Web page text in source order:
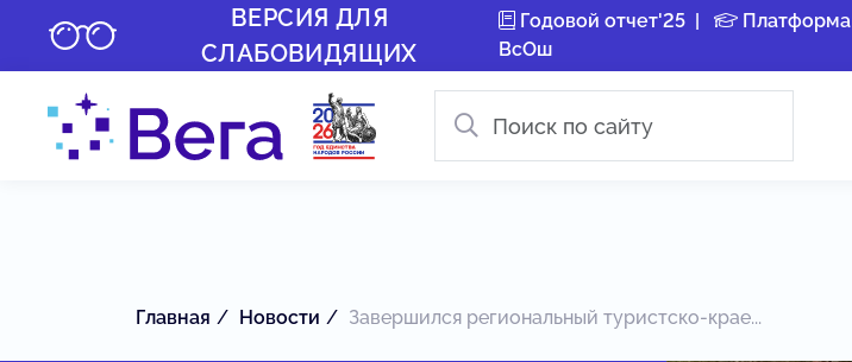
ВЕРСИЯ ДЛЯ
СЛАБОВИДЯЩИХ
Годовой отчет'25|
Платформа
ВсОш
Главная Новости Завершился региональный туристско-крае...